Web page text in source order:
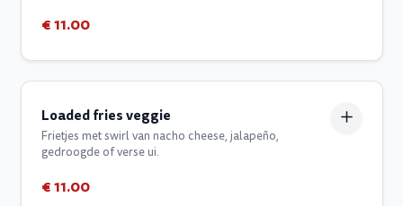
€ 11.00
Loaded fries veggie
Frietjes met swirl van nacho cheese, jalapeño,
gedroogde of verse ui.
€ 11.00